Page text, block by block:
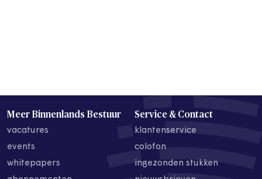
Meer Binnenlands Bestuur
vacatures
events
whitepapers
Service & Contact
klantenservice
colofon
ingezonden stukken